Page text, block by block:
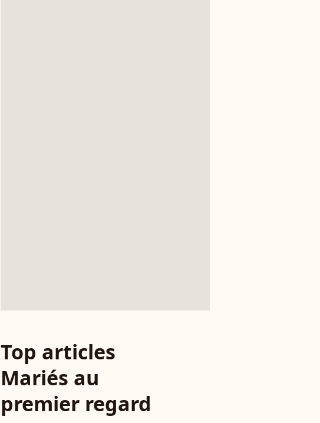
Top articles
Mariés au
premier regard